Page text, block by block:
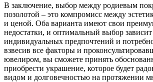
В заключение, выбор между родиевым
позолотой – это компромисс между
и ценой. Оба варианта имеют свои
недостатки, и оптимальный выбор зависит
индивидуальных предпочтений и
взвесив все факторы и
ювелиром, вы сможете принять
приобрести украшение, которое будет
видом и долговечностью на протяжении